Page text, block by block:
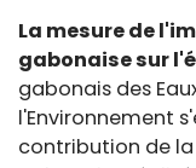
La mesure de
gabonaise sur
gabonais des
l'Environnement
contribution de